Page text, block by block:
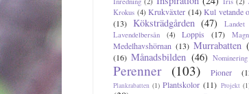
Krokus (4) Krukväxter (14) Kul vetande
(13) Köksträdgården (47)
Lavendelbersån
(4) Loppis (17)
Medelhavshörnan (13) Murrabatten
(16) Månadsbilden (46) Nominering
Perenner (103) Pioner
Plankrabatten (1) Plantskolor (11) Projekt